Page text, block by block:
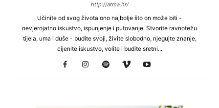
http://atma.hr/
Učinite od svog života ono najbolje što on može biti -
nevjerojatno iskustvo, ispunjenje i putovanje. Stvorite ravnotežu
tijela, uma i duše - budite svoji, živite slobodno, njegujte znanje,
cijenite iskustvo, volite i budite sretni...